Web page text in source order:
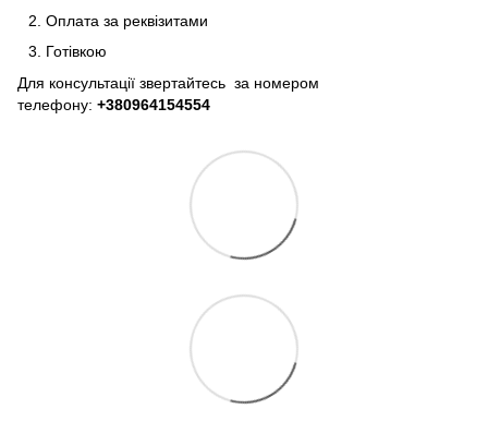
Оплата за реквізитами
Готівкою
Для консультації звертайтесь за номером
телефону: +380964154554